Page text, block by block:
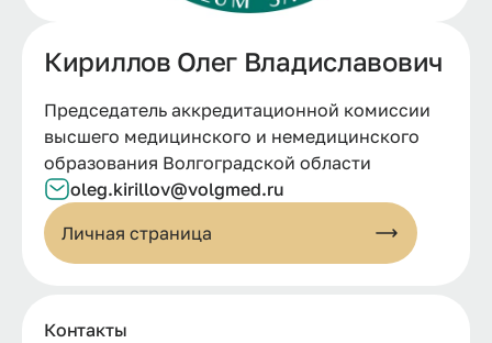
Кириллов Олег Владиславович
Председатель аккредитационной комиссии
высшего медицинского и немедицинского
образования Волгоградской области
oleg.kirillov@volgmed.ru
Личная страница
Контакты